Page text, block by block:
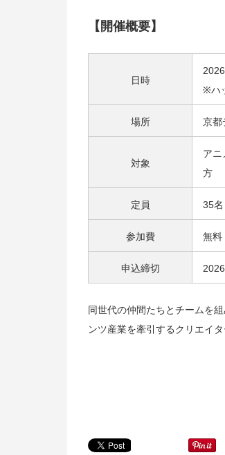
【開催概要】
日時
※ハ
場所 京都
対象
アニ
方
定員 35名
参加費 無料
申込締切
同世代の仲間たちとチームを
ンツ産業を牽引するクリエイ